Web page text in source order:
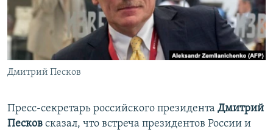
ПОБЕДИТЕЛЕЙ НЕ СУДЯТ?
КРЫМ.НЕПОКОРЕННЫЙ
ELIFBE
УКРАИНСКАЯ ПРОБЛЕМА КРЫМА
ПРИСОЕДИНЯЙТЕСЬ!
Дмитрий Песков
Пресс-секретарь российского президента Дмитрий
Песков сказал, что встреча президентов России и